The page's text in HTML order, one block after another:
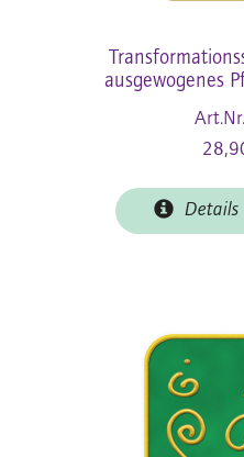
ausgewogenes
Details